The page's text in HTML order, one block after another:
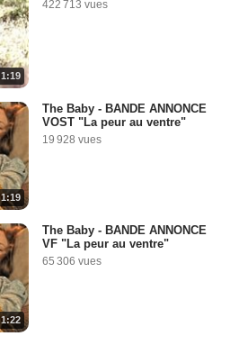
1:19
422 713 vues
1:19
The Baby - BANDE ANNONCE
VOST "La peur au ventre"
19 928 vues
1:22
The Baby - BANDE ANNONCE
VF "La peur au ventre"
65 306 vues